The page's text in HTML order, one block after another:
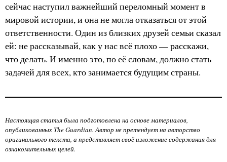
сейчас наступил важнейший переломный момент в
мировой истории, и она не могла отказаться от этой
ответственности. Один из близких друзей семьи сказал
ей: не рассказывай, как у нас всё плохо — расскажи,
что делать. И именно это, по её словам, должно стать
задачей для всех, кто занимается будущим страны.
Настоящая статья была подготовлена на основе материалов,
опубликованных The Guardian. Автор не претендует на авторство
оригинального текста, а представляет своё изложение содержания для
ознакомительных целей.